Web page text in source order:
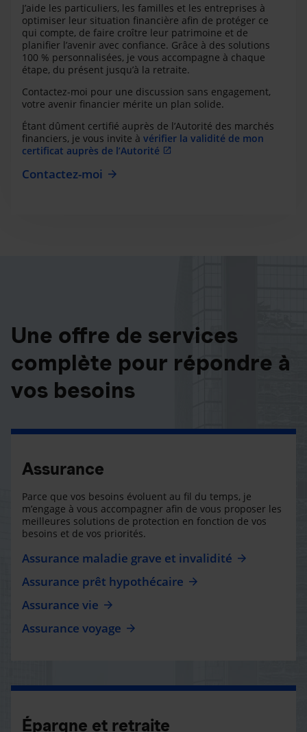
J’aide les particuliers, les familles et les entreprises à
optimiser leur situation financière afin de protéger ce
qui compte, de faire croître leur patrimoine et de
planifier l’avenir avec confiance. Grâce à des solutions
100 % personnalisées, je vous accompagne à chaque
étape, du présent jusqu’à la retraite.
Contactez-moi pour une discussion sans engagement,
votre avenir financier mérite un plan solide.
Étant dûment certifié auprès de l’Autorité des marchés
financiers, je vous invite à vérifier la validité de mon
certificat auprès de l’Autorité
Contactez-moi
Une offre de services
complète pour répondre à
vos besoins
Assurance
Parce que vos besoins évoluent au fil du temps, je
m’engage à vous accompagner afin de vous proposer les
meilleures solutions de protection en fonction de vos
besoins et de vos priorités.
Assurance maladie grave et invalidité
Assurance prêt hypothécaire
Assurance vie
Assurance voyage
Épargne et retraite